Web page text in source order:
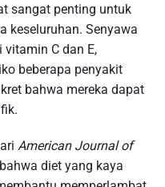
sangat penting untuk
keseluruhan. Senyawa
C dan E,
beberapa penyakit
bahwa mereka dapat
American Journal of
diet yang kaya